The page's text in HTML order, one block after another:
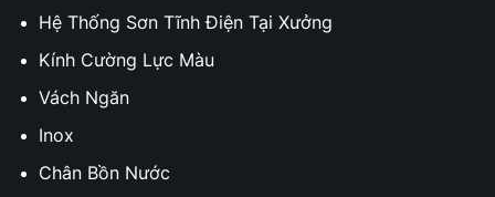
Hệ Thống Sơn Tĩnh Điện Tại Xưởng
Kính Cường Lực Màu
Vách Ngăn
Inox
Chân Bồn Nước